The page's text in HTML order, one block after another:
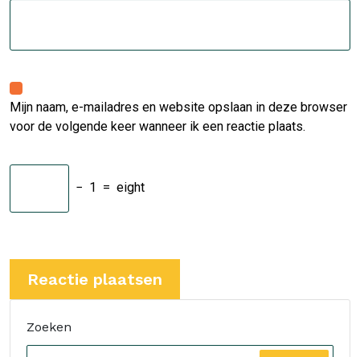
Mijn naam, e-mailadres en website opslaan in deze browser
voor de volgende keer wanneer ik een reactie plaats.
− 1 = eight
Zoeken